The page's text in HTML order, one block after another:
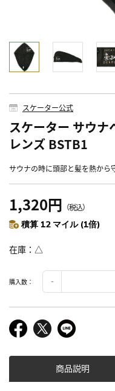
スケーター公式
スケーター サウナ
レンズ BSTB1
サウナの時に頭部と髪を熱から
1,320円 （税込）
積算 12 マイル (1倍)
在庫 △
購入数：
商品説明